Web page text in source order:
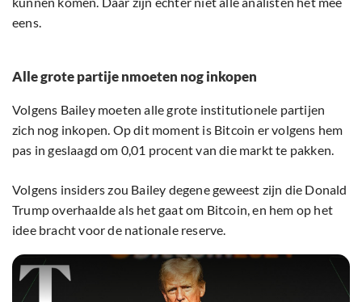
eens.
Alle grote partije nmoeten nog inkopen
Volgens Bailey moeten alle grote institutionele partijen
zich nog inkopen. Op dit moment is Bitcoin er volgens hem
pas in geslaagd om 0,01 procent van die markt te pakken.
Volgens insiders zou Bailey degene geweest zijn die Donald
Trump overhaalde als het gaat om Bitcoin, en hem op het
idee bracht voor de nationale reserve.